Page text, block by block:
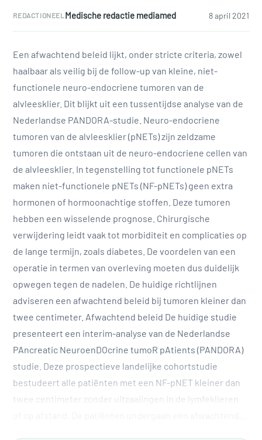
REDACTIONEEL Medische redactie mediamed 8 april 2021
Een afwachtend beleid lijkt, onder stricte criteria, zowel
haalbaar als veilig bij de follow-up van kleine, niet-
functionele neuro-endocriene tumoren van de
alvleesklier. Dit blijkt uit een tussentijdse analyse van de
Nederlandse PANDORA-studie. Neuro-endocriene
tumoren van de alvleesklier (pNETs) zijn zeldzame
tumoren die ontstaan uit de neuro-endocriene cellen van
de alvleesklier. In tegenstelling tot functionele pNETs
maken niet-functionele pNETs (NF-pNETs) geen extra
hormonen of hormoonachtige stoffen. Deze tumoren
hebben een wisselende prognose. Chirurgische
verwijdering leidt vaak tot morbiditeit en complicaties op
de lange termijn, zoals diabetes. De voordelen van een
operatie in termen van overleving moeten dus duidelijk
opwegen tegen de nadelen. De huidige richtlijnen
adviseren een afwachtend beleid bij tumoren kleiner dan
twee centimeter. Afwachtend beleid De huidige studie
presenteert een interim-analyse van de Nederlandse
PAncreatic NeuroenDOcrine tumoR pAtients (PANDORA)
studie. Deze prospectieve landelijke cohortstudie
bestudeert alle patiënten met een NF-pNET kleiner dan
twee centimeter zonder uitzaaiingen in de lymfeklieren